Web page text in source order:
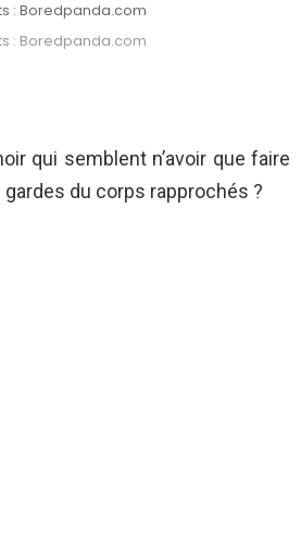
: Boredpanda.com
: Boredpanda.com
qui semblent n’avoir que faire
du corps rapprochés ?